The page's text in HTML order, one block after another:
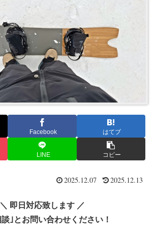
Facebook はてブ
LINE コピー
2025.12.07 2025.12.13
＼ 即日対応致します ／
談｣とお問い合わせください！